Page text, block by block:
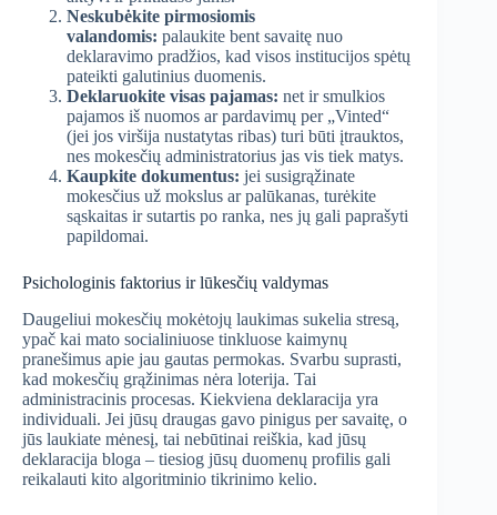
Neskubėkite pirmosiomis
valandomis: palaukite bent savaitę nuo
deklaravimo pradžios, kad visos institucijos spėtų
pateikti galutinius duomenis.
Deklaruokite visas pajamas: net ir smulkios
pajamos iš nuomos ar pardavimų per „Vinted“
(jei jos viršija nustatytas ribas) turi būti įtrauktos,
nes mokesčių administratorius jas vis tiek matys.
Kaupkite dokumentus: jei susigrąžinate
mokesčius už mokslus ar palūkanas, turėkite
sąskaitas ir sutartis po ranka, nes jų gali paprašyti
papildomai.
Psichologinis faktorius ir lūkesčių valdymas
Daugeliui mokesčių mokėtojų laukimas sukelia stresą,
ypač kai mato socialiniuose tinkluose kaimynų
pranešimus apie jau gautas permokas. Svarbu suprasti,
kad mokesčių grąžinimas nėra loterija. Tai
administracinis procesas. Kiekviena deklaracija yra
individuali. Jei jūsų draugas gavo pinigus per savaitę, o
jūs laukiate mėnesį, tai nebūtinai reiškia, kad jūsų
deklaracija bloga – tiesiog jūsų duomenų profilis gali
reikalauti kito algoritminio tikrinimo kelio.